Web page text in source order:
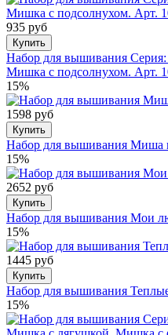
935 руб
Купить
Набор для вышивания
Мишка с подсолнухом. Арт.
15%
1598 руб
Купить
Набор для вышивания Миша
15%
2652 руб
Купить
Набор для вышивания Мои
15%
1445 руб
Купить
Набор для вышивания
15%